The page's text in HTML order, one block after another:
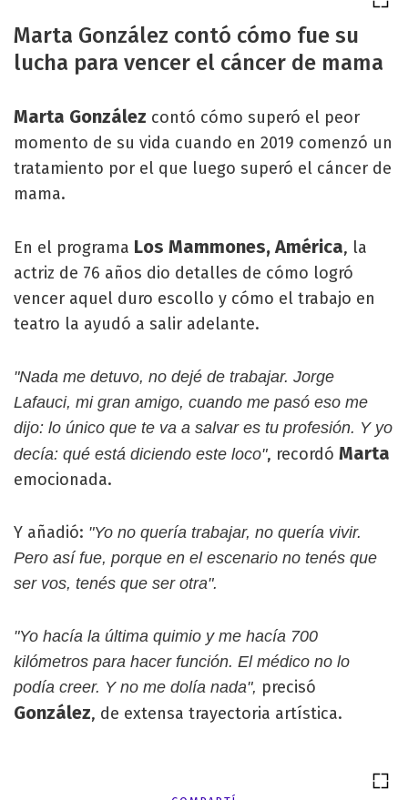
Marta González contó cómo fue su
lucha para vencer el cáncer de mama
Marta González contó cómo superó el peor
momento de su vida cuando en 2019 comenzó un
tratamiento por el que luego superó el cáncer de
mama.
En el programa Los Mammones, América, la
actriz de 76 años dio detalles de cómo logró
vencer aquel duro escollo y cómo el trabajo en
teatro la ayudó a salir adelante.
"Nada me detuvo, no dejé de trabajar. Jorge
Lafauci, mi gran amigo, cuando me pasó eso me
dijo: lo único que te va a salvar es tu profesión. Y yo
decía: qué está diciendo este loco", recordó Marta
emocionada.
Y añadió: "Yo no quería trabajar, no quería vivir.
Pero así fue, porque en el escenario no tenés que
ser vos, tenés que ser otra".
"Yo hacía la última quimio y me hacía 700
kilómetros para hacer función. El médico no lo
podía creer. Y no me dolía nada", precisó
González, de extensa trayectoria artística.